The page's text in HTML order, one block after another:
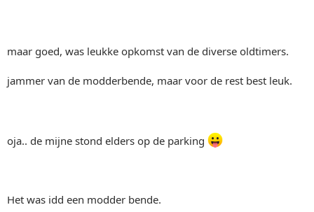
maar goed, was leukke opkomst van de diverse oldtimers.
jammer van de modderbende, maar voor de rest best leuk.
oja.. de mijne stond elders op de parking
Het was idd een modder bende.